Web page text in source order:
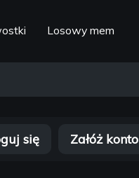
Losowy mem
się Załóż konto